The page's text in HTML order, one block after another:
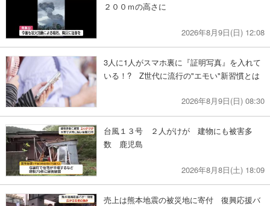
２００ｍの高さに
2026年8月9日(日) 12:08
3人に1人がスマホ裏に『証明写真』を入れて
いる！? Z世代に流行の"エモい"新習慣とは
2026年8月9日(日) 08:30
台風１３号 ２人がけが 建物にも被害多
数 鹿児島
2026年8月8日(土) 18:09
売上は熊本地震の被災地に寄付 復興応援バ